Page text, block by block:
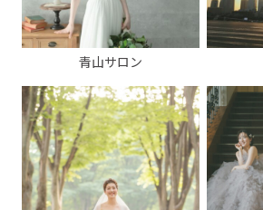
青山サロン